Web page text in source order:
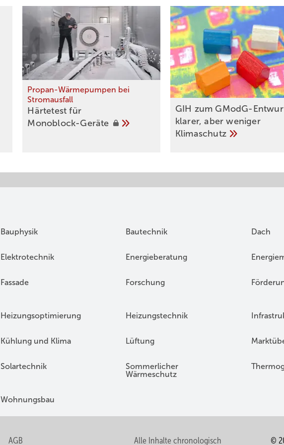
Propan-Wärmepumpen bei
Stromausfall
Härtetest für
Monoblock-Geräte
GIH zum GModG-
kla­rer, aber we­ni­ger
Kli­ma­schutz
Bauphysik Bautechnik Dach
Elektrotechnik Energieberatung
Fassade Forschung
Heizungsoptimierung Heizungstechnik
Kühlung und Klima Lüftung
Solartechnik
Sommerlicher
Wärmeschutz
Wohnungsbau
AGB Alle Inhalte chronologisch ©